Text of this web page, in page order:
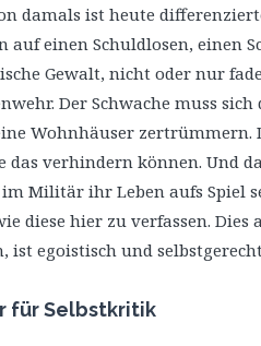
damals ist heute
auf einen Schuldlosen, einen
Gewalt, nicht oder nur
Der Schwache muss
Wohnhäuser zertrümmern.
das verhindern können. Und
im Militär ihr Leben aufs Spiel
diese hier zu verfassen.
ist egoistisch und
für Selbstkritik